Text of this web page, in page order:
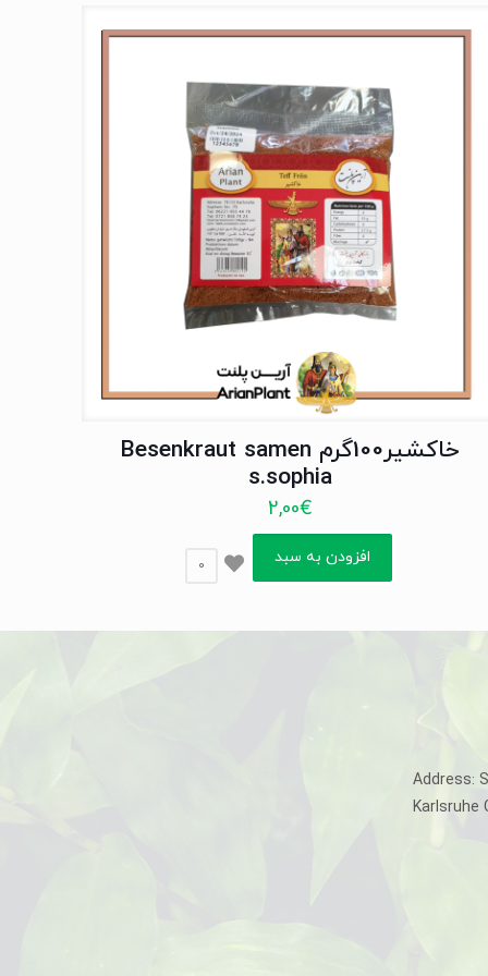
خاکشیر100گرم Besenkraut samen
s.sophia
2,00€
افزودن به سبد 0
Address:
Karlsruhe